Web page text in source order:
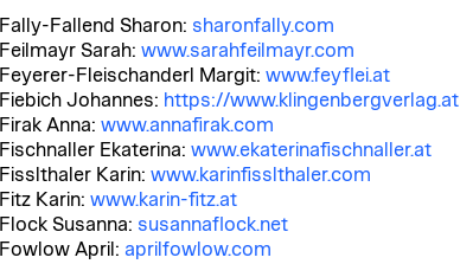
Fally-Fallend Sharon: sharonfally.com
Feilmayr Sarah: www.sarahfeilmayr.com
Feyerer-Fleischanderl Margit: www.feyflei.at
Fiebich Johannes: https://www.klingenbergverlag.at
Firak Anna: www.annafirak.com
Fischnaller Ekaterina: www.ekaterinafischnaller.at
Fisslthaler Karin: www.karinfisslthaler.com
Fitz Karin: www.karin-fitz.at
Flock Susanna: susannaflock.net
Fowlow April: aprilfowlow.com